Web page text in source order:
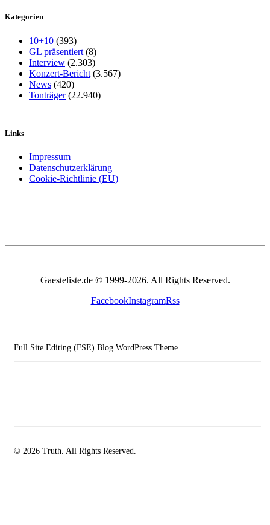
Kategorien
10+10 (393)
GL präsentiert (8)
Interview (2.303)
Konzert-Bericht (3.567)
News (420)
Tonträger(22.940)
Links
Impressum
Datenschutzerklärung
Cookie-Richtlinie (EU)
Gaesteliste.de © 1999-2026. All Rights Reserved.
FacebookInstagramRss
Full Site Editing (FSE) Blog WordPress Theme
© 2026 Truth. All Rights Reserved.